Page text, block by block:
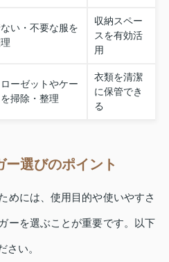
い・不要な服を
収納スペー
スを有効活
用
ーゼットやケー
を掃除・整理
衣類を清潔
に保管でき
る
ー選びのポイント
めには、使用目的や使いやすさ
ーを選ぶことが重要です。以下
さい。